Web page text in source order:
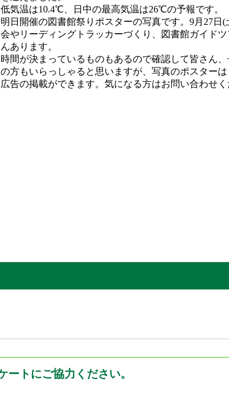
気温は10.4℃、日中の最高気温は26℃の予報です。
日開催の図書館祭りポスターの写真です。9月27日(
やリーディングトラッカーづくり、図書館ガイド
あります。
間が決まっているものもあるので確認して皆さん、
方もいらっしゃると思いますが、写真のポスター
告の掲載ができます。気になる方はお問い合わせく
ートにご協力ください。